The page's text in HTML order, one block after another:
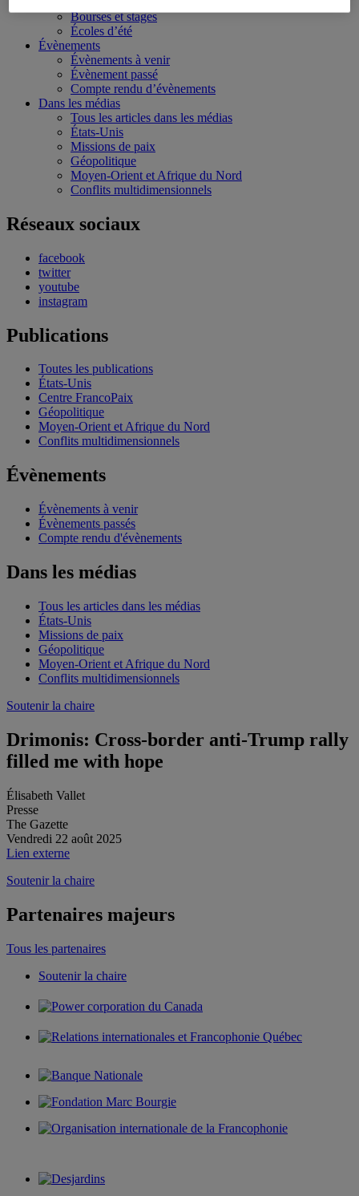
Bourses et stages
Écoles d’été
Évènements
Évènements à venir
Évènement passé
Compte rendu d’évènements
Dans les médias
Tous les articles dans les médias
États-Unis
Missions de paix
Géopolitique
Moyen-Orient et Afrique du Nord
Conflits multidimensionnels
Réseaux sociaux
facebook
twitter
youtube
instagram
Publications
Toutes les publications
États-Unis
Centre FrancoPaix
Géopolitique
Moyen-Orient et Afrique du Nord
Conflits multidimensionnels
Évènements
Évènements à venir
Évènements passés
Compte rendu d'évènements
Dans les médias
Tous les articles dans les médias
États-Unis
Missions de paix
Géopolitique
Moyen-Orient et Afrique du Nord
Conflits multidimensionnels
Soutenir la chaire
Drimonis: Cross-border anti-Trump rally
filled me with hope
Élisabeth Vallet
Presse
The Gazette
Vendredi 22 août 2025
Lien externe
Soutenir la chaire
Partenaires majeurs
Tous les partenaires
Soutenir la chaire